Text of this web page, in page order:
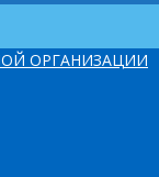
ОРГАНИЗАЦИИ